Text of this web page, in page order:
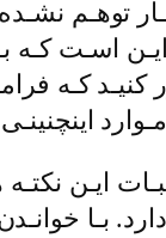
توهـم
اسـت کـه
کنیـد کـه
ایـن
بـا